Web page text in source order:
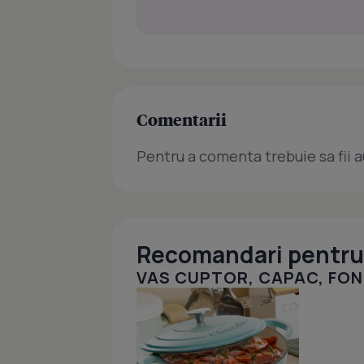
Comentarii
Pentru a comenta trebuie sa fii
Recomandari
VAS CUPTOR, CAPAC,